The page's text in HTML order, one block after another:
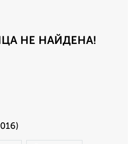
НЕ НАЙДЕНА!